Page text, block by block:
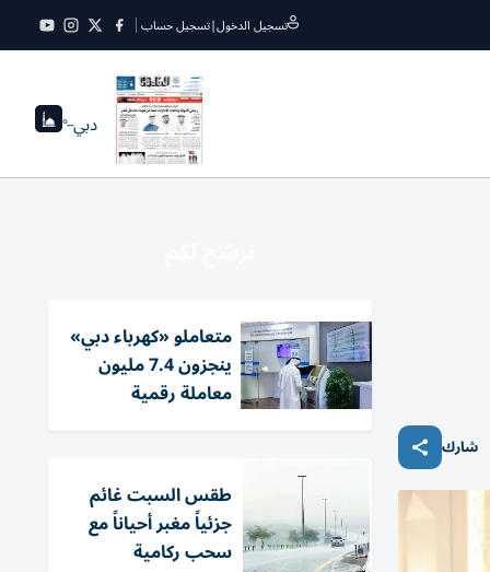
تسجيل الدخول|تسجيل حساب
دبي--°
شارك
متعاملو «كهرباء دبي»
ينجزون 7.4 مليون
معاملة رقمية
طقس السبت غائم
جزئياً مغبر أحياناً مع
سحب ركامية